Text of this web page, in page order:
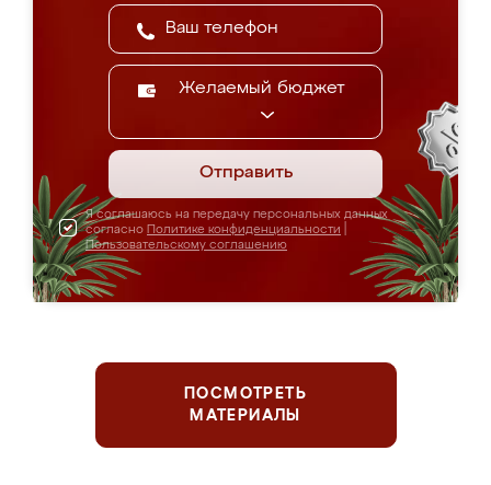
Желаемый бюджет
Отправить
Я соглашаюсь на передачу персональных данных
согласно Политике конфиденциальности
Пользовательскому соглашению
ПОСМОТРЕТЬ
МАТЕРИАЛЫ